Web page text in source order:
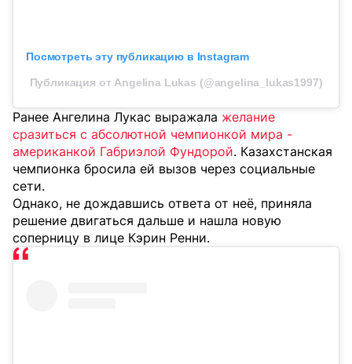
Посмотреть эту публикацию в Instagram
Публикация от Angelina Lukas (@angelina_lukas1997)
Ранее Ангелина Лукас выражала желание
сразиться с абсолютной чемпионкой мира -
американкой Габриэлой Фундорой. Казахстанская
чемпионка бросила ей вызов через социальные
сети.
Однако, не дождавшись ответа от неё, приняла
решение двигаться дальше и нашла новую
соперницу в лице Кэрин Ренни.